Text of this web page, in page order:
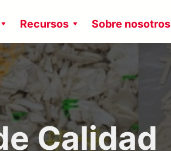
Recursos Sobre nosotros
Calidad